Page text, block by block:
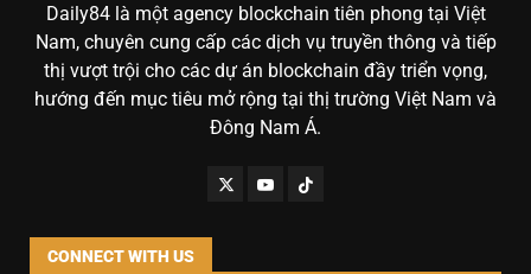
Daily84 là một agency blockchain tiên phong tại Việt
Nam, chuyên cung cấp các dịch vụ truyền thông và tiếp
thị vượt trội cho các dự án blockchain đầy triển vọng,
hướng đến mục tiêu mở rộng tại thị trường Việt Nam và
Đông Nam Á.
CONNECT WITH US